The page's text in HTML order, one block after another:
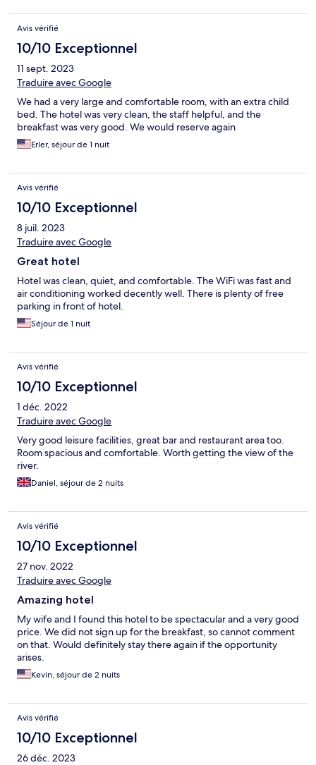
Avis vérifié
10/10 Exceptionnel
11 sept. 2023
Traduire avec Google
We had a very large and comfortable room, with an extra child
bed. The hotel was very clean, the staff helpful, and the
breakfast was very good. We would reserve again
Erler, séjour de 1 nuit
Avis vérifié
10/10 Exceptionnel
8 juil. 2023
Traduire avec Google
Great hotel
Hotel was clean, quiet, and comfortable. The WiFi was fast and
air conditioning worked decently well. There is plenty of free
parking in front of hotel.
Séjour de 1 nuit
Avis vérifié
10/10 Exceptionnel
1 déc. 2022
Traduire avec Google
Very good leisure facilities, great bar and restaurant area too.
Room spacious and comfortable. Worth getting the view of the
river.
Daniel, séjour de 2 nuits
Avis vérifié
10/10 Exceptionnel
27 nov. 2022
Traduire avec Google
Amazing hotel
My wife and I found this hotel to be spectacular and a very good
price. We did not sign up for the breakfast, so cannot comment
on that. Would definitely stay there again if the opportunity
arises.
Kevin, séjour de 2 nuits
Avis vérifié
10/10 Exceptionnel
26 déc. 2023